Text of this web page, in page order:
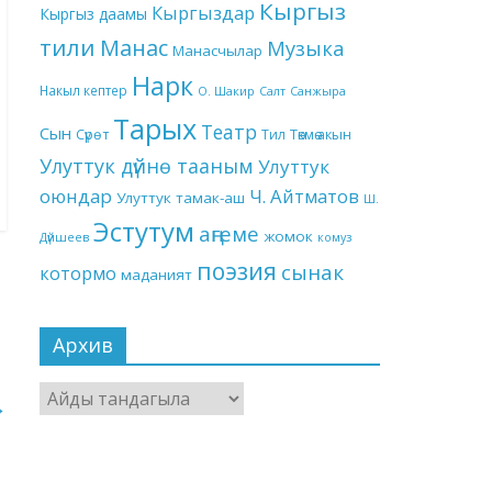
Кыргыз даамы Кыргыздар Кыргыз
тили Манас Манасчылар Музыка
Накыл кептер Нарк О. Шакир Салт Санжыра
Сын Сүрөт Тарых Театр Тил Төкмө акын
Улуттук дүйнө тааным Улуттук
оюндар Улуттук тамак-аш Ч. Айтматов Ш.
Дүйшеев Эстутум аңгеме жомок комуз
котормо маданият поэзия сынак
Архив
Архив